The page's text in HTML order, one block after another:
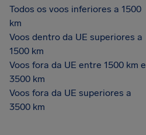
Todos os voos inferiores a 1500
km
Voos dentro da UE superiores a
1500 km
Voos fora da UE entre 1500 km e
3500 km
Voos fora da UE superiores a
3500 km